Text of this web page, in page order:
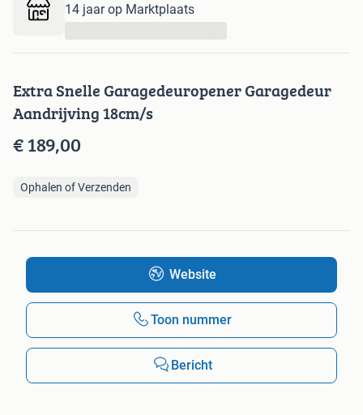
Extra Snelle Garagedeuropener Garagedeur
Aandrijving 18cm/s
€ 189,00
Ophalen of Verzenden
14 jaar op Marktplaats
Website
Toon nummer
Bericht